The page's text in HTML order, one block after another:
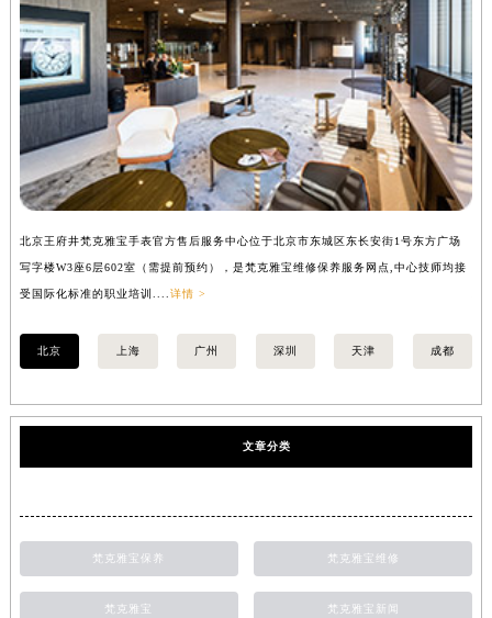
北京王府井梵克雅宝手表官方售后服务中心位于北京市东城区东长安街1号东方广场
写字楼W3座6层602室（需提前预约），是梵克雅宝维修保养服务网点,中心技师均接
受国际化标准的职业培训.... 详情 >
北京 上海 广州 深圳 天津 成都
文章分类
梵克雅宝保养 梵克雅宝维修
梵克雅宝 梵克雅宝新闻